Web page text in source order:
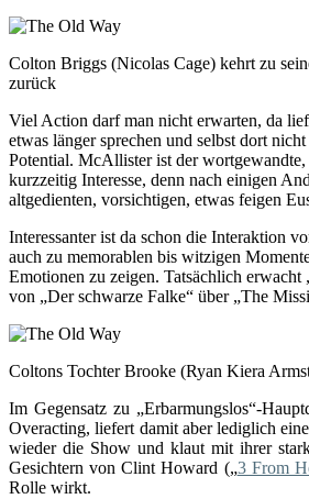
Colton Briggs (Nicolas Cage) kehrt zu
zurück
Viel Action darf man nicht erwarten, da
etwas länger sprechen und selbst dort
Potential. McAllister ist der
kurzzeitig Interesse, denn nach einigen
altgedienten, vorsichtigen, etwas feigen
Interessanter ist da schon die Interaktion
auch zu memorablen bis witzigen
Emotionen zu zeigen. Tatsächlich erwacht
von „Der schwarze Falke“ über „The
Coltons Tochter Brooke (Ryan Kiera
Im Gegensatz zu „Erbarmungslos“-
Overacting, liefert damit aber lediglich
wieder die Show und klaut mit ihrer
Gesichtern von Clint Howard („3 From
Rolle wirkt.